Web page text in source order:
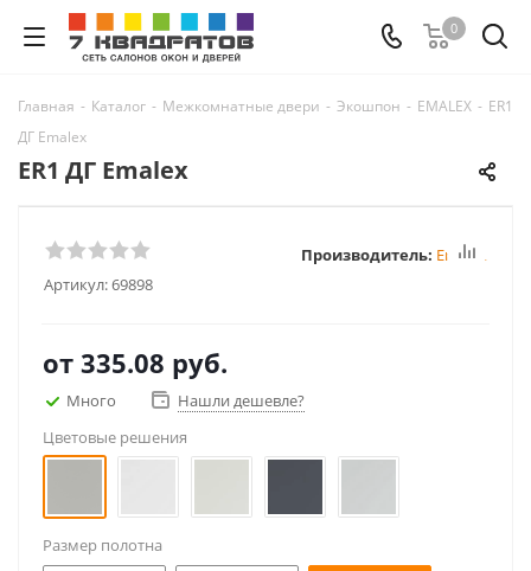
0
Главная - Каталог - Межкомнатные двери - Экошпон - EMALEX - ER1
ДГ Emalex
ER1 ДГ Emalex
Артикул:69898
Производитель: Emalex
от 335.08 руб.
Много
Нашли дешевле?
Цветовые решения
Размер полотна